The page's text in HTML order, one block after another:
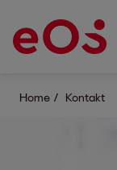
Home Kontakt